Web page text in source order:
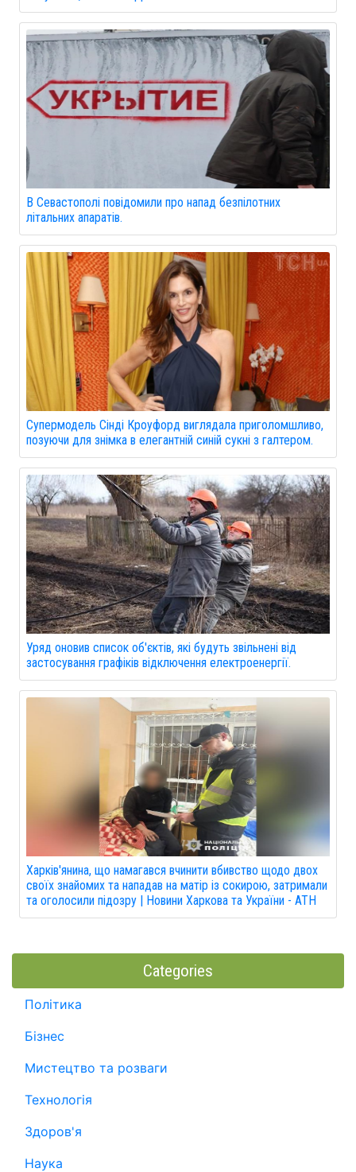
В Севастополі повідомили про напад безпілотних
літальних апаратів.
Супермодель Сінді Кроуфорд виглядала приголомшливо,
позуючи для знімка в елегантній синій сукні з галтером.
Уряд оновив список об'єктів, які будуть звільнені від
застосування графіків відключення електроенергії.
Харків'янина, що намагався вчинити вбивство щодо двох
своїх знайомих та нападав на матір із сокирою, затримали
та оголосили підозру | Новини Харкова та України - АТН
Categories
Політика
Бізнес
Мистецтво та розваги
Технологія
Здоров'я
Наука